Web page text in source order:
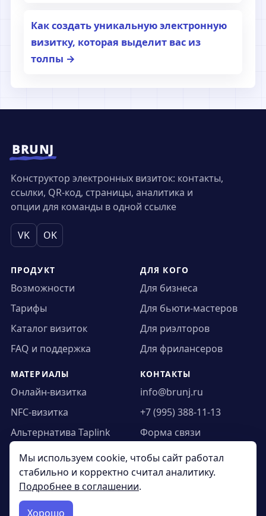
Как создать уникальную электронную
визитку, которая выделит вас из
толпы →
BRUNJ
Конструктор электронных визиток: контакты,
ссылки, QR-код, страницы, аналитика и
опции для команды в одной ссылке
VK OK
ПРОДУКТ
Возможности
Тарифы
Каталог визиток
FAQ и поддержка
ДЛЯ КОГО
Для бизнеса
Для бьюти-мастеров
Для риэлторов
Для фрилансеров
МАТЕРИАЛЫ
Онлайн-визитка
NFC-визитка
Альтернатива Taplink
Статьи
КОНТАКТЫ
info@brunj.ru
+7 (995) 388-11-13
Форма связи
Новости
© 2021-2026 BRUNJ
Мы используем cookie, чтобы сайт работал
стабильно и корректно считал аналитику.
Подробнее в соглашении.
Хорошо